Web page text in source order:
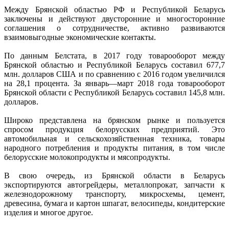
Между Брянской областью РФ и Республикой Беларусь
заключены и действуют двусторонние и многосторонние
соглашения о сотрудничестве, активно развиваются
взаимовыгодные экономические контакты.
По данным Белстата, в 2017 году товарооборот между
Брянской областью и Республикой Беларусь составил 677,7
млн. долларов США и по сравнению с 2016 годом увеличился
на 28,1 процента. За январь—март 2018 года товарооборот
Брянской области с Республикой Беларусь составил 145,8 млн.
долларов.
Широко представлена на брянском рынке и пользуется
спросом продукция белорусских предприятий. Это
автомобильная и сельскохозяйственная техника, товары
народного потребления и продукты питания, в том числе
белорусские молокопродукты и мясопродукты.
В свою очередь, из Брянской области в Беларусь
экспортируются автогрейдеры, металлопрокат, запчасти к
железнодорожному транспорту, микросхемы, цемент,
древесина, бумага и картон шпагат, велосипеды, кондитерские
изделия и многое другое.